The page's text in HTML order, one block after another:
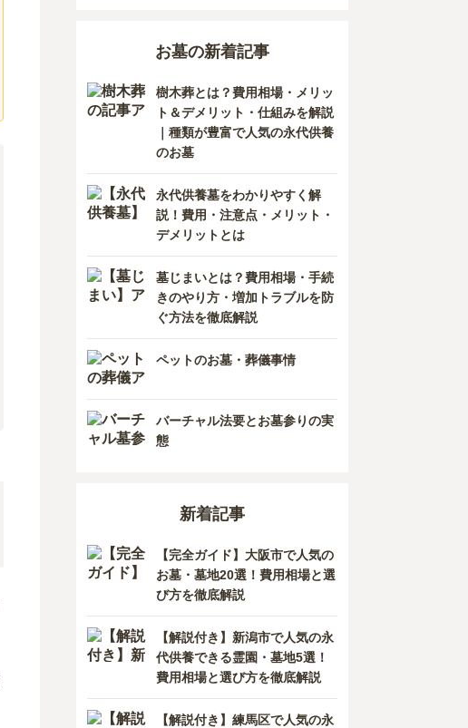
長野県
奈良県
島根県
香川県
高知県
宮崎県
熊本県
鹿児島県
お墓の新着記事
樹木葬とは？費用相場・メリッ
ト＆デメリット・仕組みを解説
｜種類が豊富で人気の永代供養
のお墓
永代供養墓をわかりやすく解
説！費用・注意点・メリット・
デメリットとは
墓じまいとは？費用相場・手続
きのやり方・増加トラブルを防
ぐ方法を徹底解説
ペットのお墓・葬儀事情
バーチャル法要とお墓参りの実
態
新着記事
【完全ガイド】大阪市で人気の
お墓・墓地20選！費用相場と選
び方を徹底解説
【解説付き】新潟市で人気の永
代供養できる霊園・墓地5選！
費用相場と選び方を徹底解説
【解説付き】練馬区で人気の永